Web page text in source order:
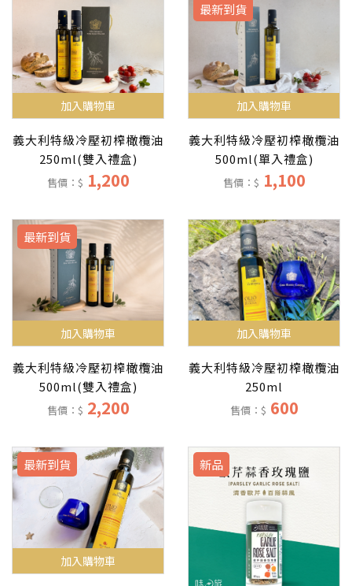
加入購物車
義大利特級冷壓初榨橄欖油
250ml(雙入禮盒)
售價：$ 1,200
最新到貨
加入購物車
義大利特級冷壓初榨橄欖油
500ml(單入禮盒)
售價：$ 1,100
最新到貨
加入購物車
義大利特級冷壓初榨橄欖油
500ml(雙入禮盒)
售價：$ 2,200
加入購物車
義大利特級冷壓初榨橄欖油
250ml
售價：$ 600
最新到貨
加入購物車
新品